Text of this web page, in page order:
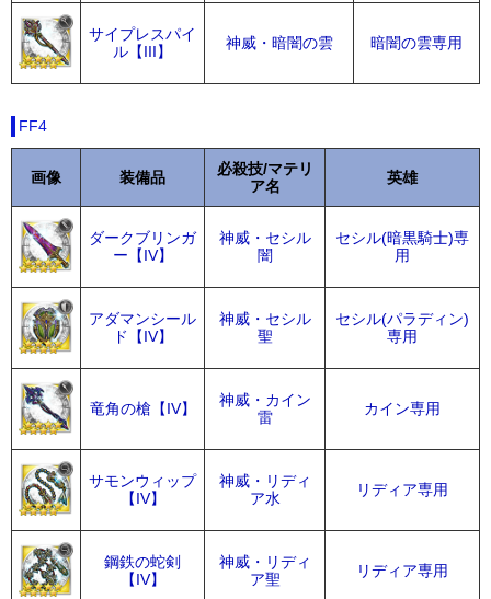
サイプレスパイ
ル【III】
神威・暗闇の雲 暗闇の雲専用
FF4
画像 装備品
必殺技/マテリ
ア名
英雄
ダークブリンガ
ー【IV】
神威・セシル
闇
セシル(暗黒騎士)専
用
アダマンシール
ド【IV】
神威・セシル
聖
セシル(パラディン)
専用
竜角の槍【IV】
神威・カイン
雷
カイン専用
サモンウィップ
【IV】
神威・リディ
ア水
リディア専用
鋼鉄の蛇剣
【IV】
神威・リディ
ア聖
リディア専用